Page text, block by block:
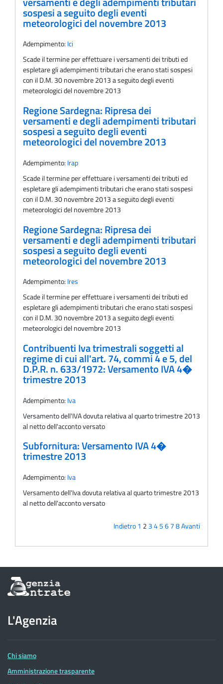
sospesi a seguito degli eventi
meteorologici del novembre 2013
Adempimento: Ici
Scade il termine per effettuare i versamenti dei tributi ed
espletare gli adempimenti tributari che erano stati sospesi
con il D.M. 30 novembre 2013 a seguito degli eventi
meteorologici del novembre 2013
Regione Sardegna: Ripresa dei
versamenti e degli adempimenti tributari
sospesi a seguito degli eventi
meteorologici del novembre 2013
Adempimento: Irap
Scade il termine per effettuare i versamenti dei tributi ed
espletare gli adempimenti tributari che erano stati sospesi
con il D.M. 30 novembre 2013 a seguito degli eventi
meteorologici del novembre 2013
Regione Sardegna: Ripresa dei
versamenti e degli adempimenti tributari
sospesi a seguito degli eventi
meteorologici del novembre 2013
Adempimento: Ires
Scade il termine per effettuare i versamenti dei tributi ed
espletare gli adempimenti tributari che erano stati sospesi
con il D.M. 30 novembre 2013 a seguito degli eventi
meteorologici del novembre 2013
Contribuenti Iva trimestrali soggetti al
regime di cui all'art. 74, commi 4 e 5, del
D.P.R. n. 633/1972: Versamento IVA 4�
trimestre 2013
Adempimento: Iva
Versamento dell'IVA dovuta relativa al quarto trimestre 2013
al netto dell'acconto versato
Subfornitura: Versamento IVA 4�
trimestre 2013
Adempimento: Iva
Versamento dell'Iva dovuta relativa al quarto trimestre 2013
al netto dell'acconto versato
Indietro1 2 345678Avanti
Informazioni
sul
dell'Agenzia
delle
Entrate
L'Agenzia
Chi siamo
Amministrazione trasparente